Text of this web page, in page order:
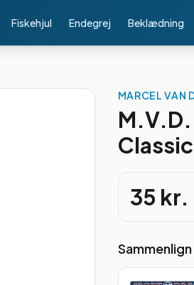
Fiskehjul Endegrej Beklædning
MARCEL VAN
Classic
35 kr.